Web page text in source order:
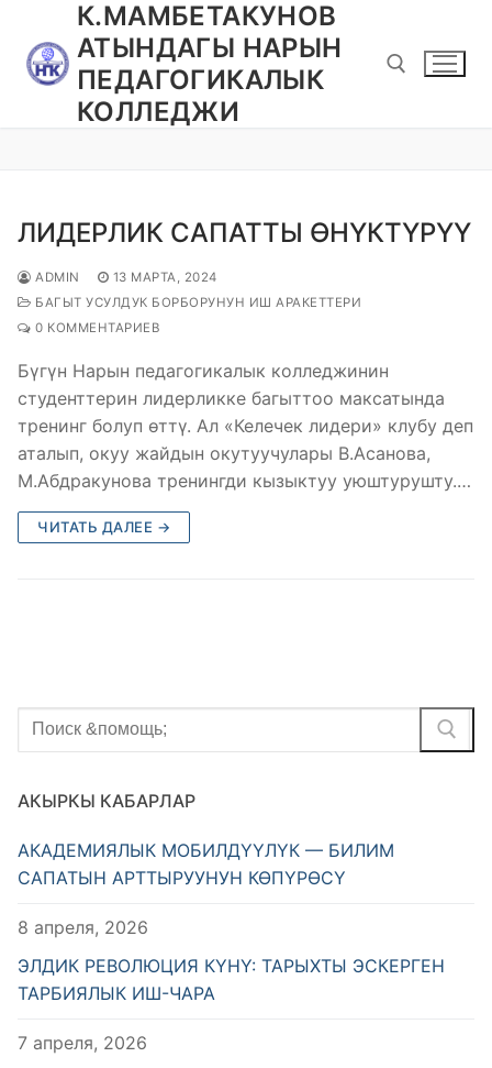
содержимому
К.МАМБЕТАКУНОВ
АТЫНДАГЫ НАРЫН
ПЕДАГОГИКАЛЫК
КОЛЛЕДЖИ
ЛИДЕРЛИК САПАТТЫ ӨНҮКТҮРҮҮ
ADMIN
13 МАРТА, 2024
БАГЫТ УСУЛДУК БОРБОРУНУН ИШ АРАКЕТТЕРИ
0 КОММЕНТАРИЕВ
Бүгүн Нарын педагогикалык колледжинин
студенттерин лидерликке багыттоо максатында
тренинг болуп өттү. Ал «Келечек лидери» клубу деп
аталып, окуу жайдын окутуучулары В.Асанова,
М.Абдракунова тренингди кызыктуу уюштурушту.…
ЧИТАТЬ ДАЛЕЕ →
Найти:
АКЫРКЫ КАБАРЛАР
АКАДЕМИЯЛЫК МОБИЛДҮҮЛҮК — БИЛИМ
САПАТЫН АРТТЫРУУНУН КӨПҮРӨСҮ
8 апреля, 2026
ЭЛДИК РЕВОЛЮЦИЯ КҮНҮ: ТАРЫХТЫ ЭСКЕРГЕН
ТАРБИЯЛЫК ИШ-ЧАРА
7 апреля, 2026